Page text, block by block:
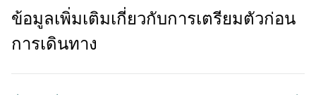
ข้อมูลเพิ่มเติมเกี่ยวกับการเตรียมตัวก่อน
การเดินทาง